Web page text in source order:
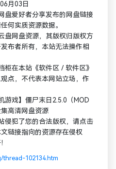
月03日
盘爱好者分享发布的网盘链接
何实质资源数据。
盘网盘资源，其版权归版权方
布者所有，本站无法操作相
柜在本站《软件区 / 软件区》
点，不代表本网站立场，作
游戏】僵尸末日2.5.0（MOD
高清网盘资源
侵犯了您的合法版权，请点击
链接指向的资源存在侵权
102134.htm